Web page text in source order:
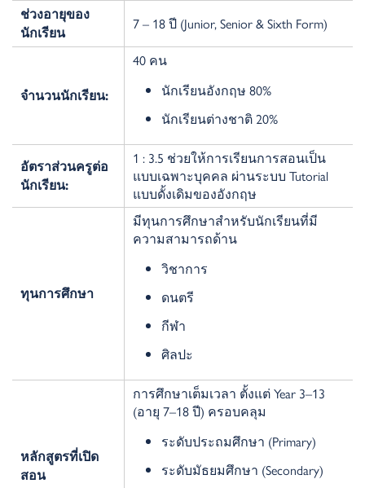
ช่วงอายุของ
นักเรียน
7 – 18 ปี (Junior, Senior & Sixth Form)
จำนวนนักเรียน:
40 คน
นักเรียนอังกฤษ 80%
นักเรียนต่างชาติ 20%
อัตราส่วนครูต่อ
นักเรียน:
1 : 3.5 ช่วยให้การเรียนการสอนเป็น
แบบเฉพาะบุคคล ผ่านระบบ Tutorial
แบบดั้งเดิมของอังกฤษ
ทุนการศึกษา
มีทุนการศึกษาสำหรับนักเรียนที่มี
ความสามารถด้าน
วิชาการ
ดนตรี
กีฬา
ศิลปะ
หลักสูตรที่เปิด
สอน
การศึกษาเต็มเวลา ตั้งแต่Year 3–13
(อายุ 7–18ปี) ครอบคลุม
ระดับประถมศึกษา (Primary)
ระดับมัธยมศึกษา (Secondary)